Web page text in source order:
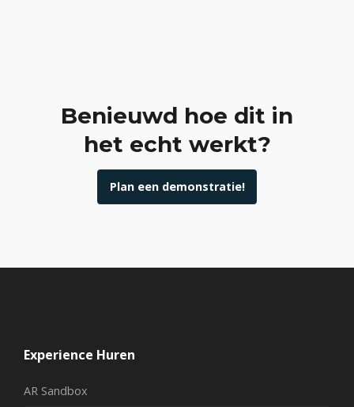
Benieuwd hoe dit in
het echt werkt?
Plan een demonstratie!
Experience Huren
AR Sandbox